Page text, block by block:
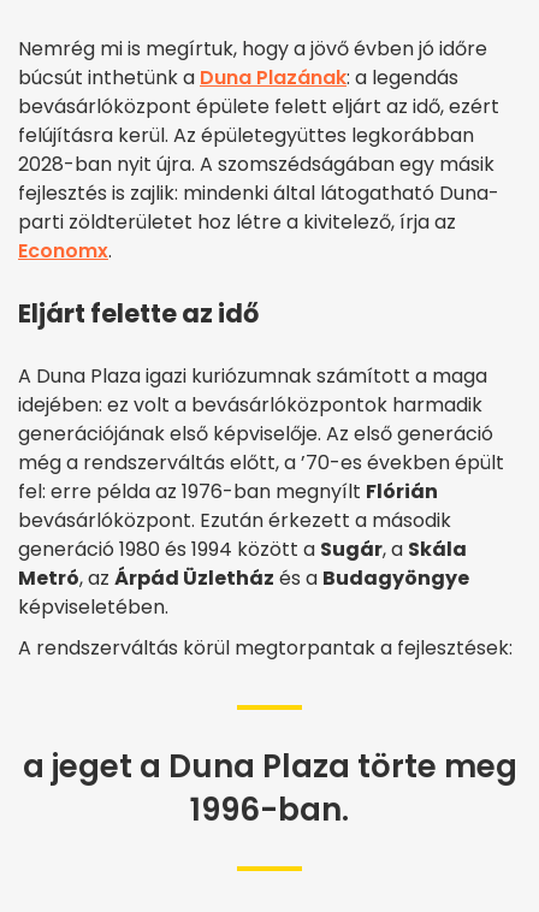
Nemrég mi is megírtuk, hogy a jövő évben jó időre
búcsút inthetünk a Duna Plazának: a legendás
bevásárlóközpont épülete felett eljárt az idő, ezért
felújításra kerül. Az épületegyüttes legkorábban
2028-ban nyit újra. A szomszédságában egy másik
fejlesztés is zajlik: mindenki által látogatható Duna-
parti zöldterületet hoz létre a kivitelező, írja az
Economx.
Eljárt felette az idő
A Duna Plaza igazi kuriózumnak számított a maga
idejében: ez volt a bevásárlóközpontok harmadik
generációjának első képviselője. Az első generáció
még a rendszerváltás előtt, a ’70-es években épült
fel: erre példa az 1976-ban megnyílt Flórián
bevásárlóközpont. Ezután érkezett a második
generáció 1980 és 1994 között a Sugár, a Skála
Metró, az Árpád Üzletház és a Budagyöngye
képviseletében.
A rendszerváltás körül megtorpantak a fejlesztések:
a jeget a Duna Plaza törte meg
1996-ban.